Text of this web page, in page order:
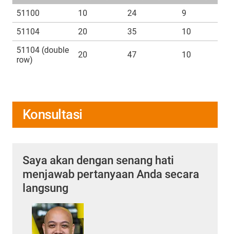
51100
10 24
9
51104
20 35
10
51104 (double
row)
20 47 10
Konsultasi
Saya akan dengan senang hati
menjawab pertanyaan Anda secara
langsung